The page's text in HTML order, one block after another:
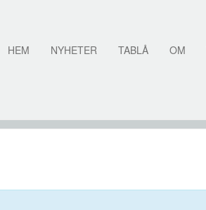
HEM NYHETER TABLÅ OM